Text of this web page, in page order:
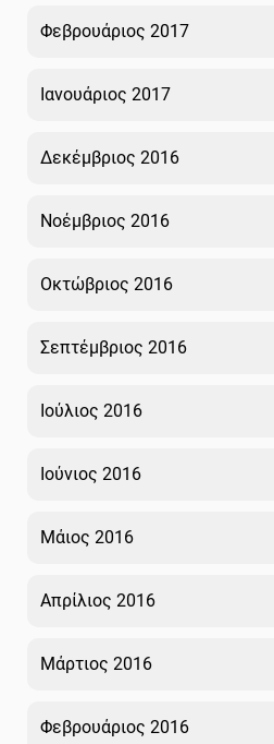
Φεβρουάριος 2017
Ιανουάριος 2017
Δεκέμβριος 2016
Νοέμβριος 2016
Οκτώβριος 2016
Σεπτέμβριος 2016
Ιούλιος 2016
Ιούνιος 2016
Μάιος 2016
Απρίλιος 2016
Μάρτιος 2016
Φεβρουάριος 2016